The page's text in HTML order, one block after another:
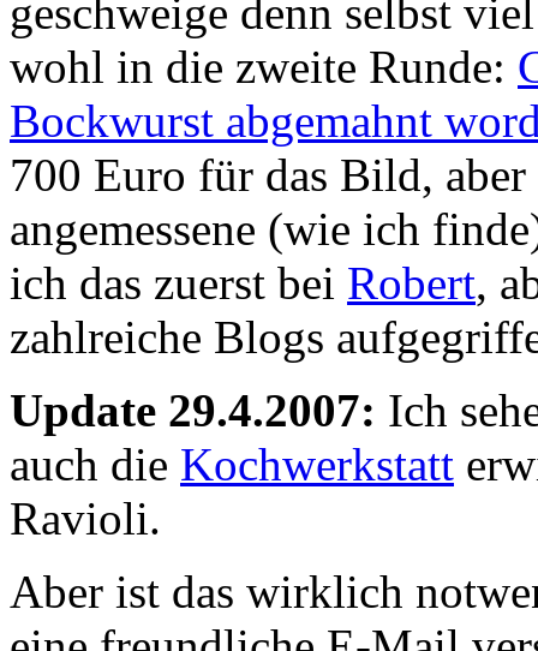
geschweige denn selbst
wohl in die zweite Runde:
Bockwurst abgemahnt
700 Euro für das Bild,
angemessene (wie ich
ich das zuerst bei Robert,
zahlreiche Blogs
Update 29.4.2007: Ich
auch die Kochwerkstatt
Ravioli.
Aber ist das wirklich